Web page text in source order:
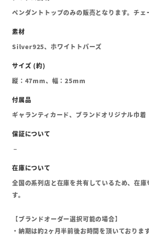
ペンダントトップのみの販売となります。チェ
Silver925、ホワイトトパーズ
縦：47mm、幅：25mm
ギャランティカード、ブランドオリジナル巾着
全国の系列店と在庫を共有しているため、在
す。
【ブランドオーダー選択可能の場合】
・納期は約2ヶ月半前後お時間を頂いております